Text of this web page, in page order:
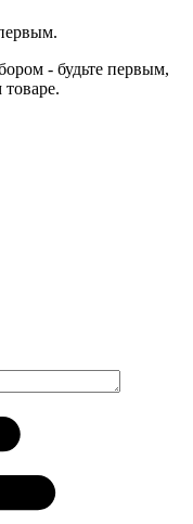
- будьте первым,